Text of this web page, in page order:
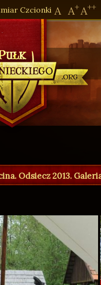
Czcionki A A+A++
Odsiecz 2013.